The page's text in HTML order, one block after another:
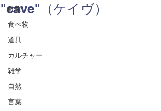
動物
食べ物
道具
カルチャー
雑学
自然
言葉
"cave"（ケイヴ）